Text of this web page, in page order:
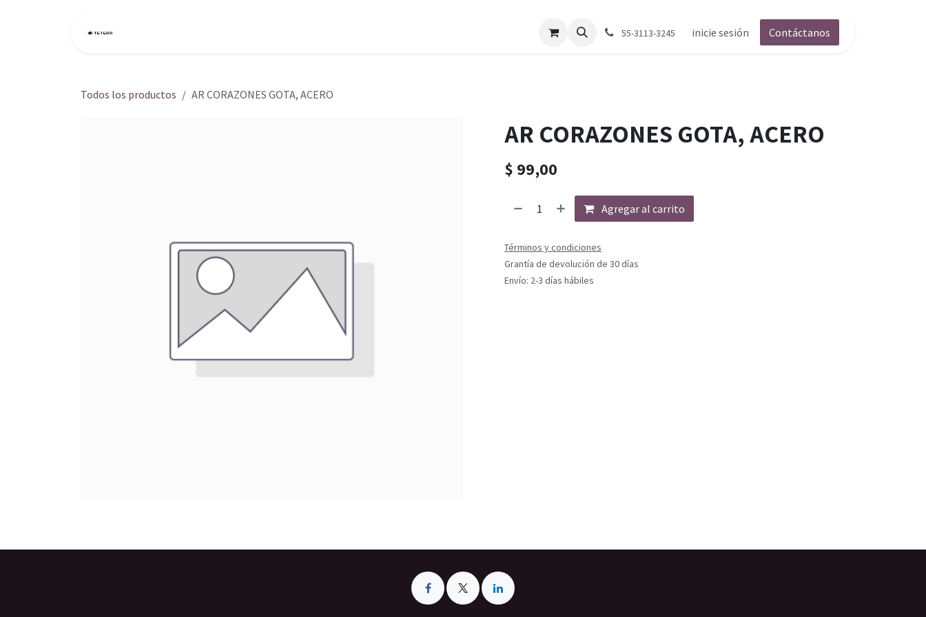
55-3113-3245 inicie sesión Contáctanos
Todos los productos AR CORAZONES GOTA, ACERO
AR CORAZONES GOTA, ACERO
$ 99,00
Agregar al carrito
Términos y condiciones
Grantía de devolución de 30 días
Envío: 2-3 días hábiles